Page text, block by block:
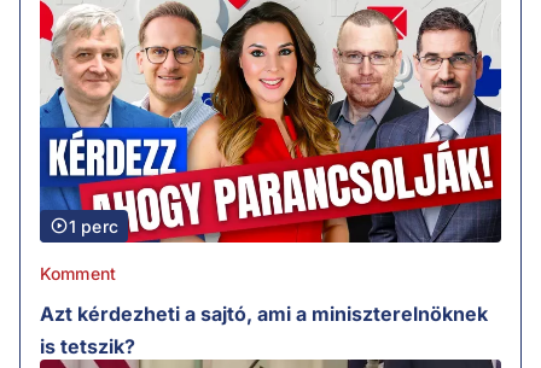
1 perc
Komment
Azt kérdezheti a sajtó, ami a miniszterelnöknek
is tetszik?